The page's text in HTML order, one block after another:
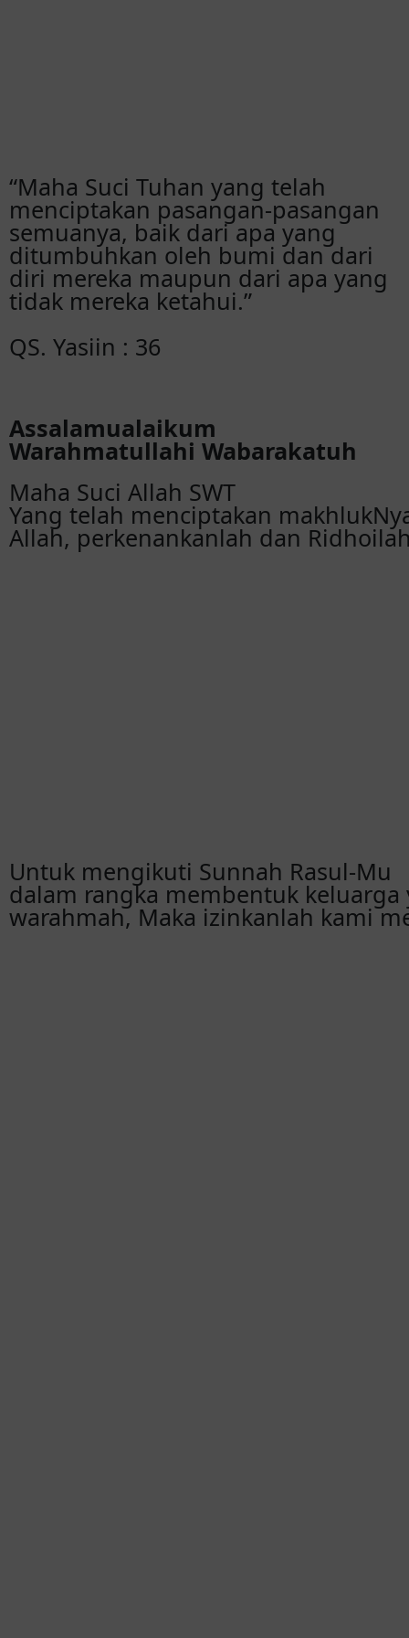
“Maha Suci Tuhan yang telah
menciptakan pasangan-pasangan
semuanya, baik dari apa yang
ditumbuhkan oleh bumi dan dari
diri mereka maupun dari apa yang
tidak mereka ketahui.”
QS. Yasiin : 36
Assalamualaikum
Warahmatullahi Wabarakatuh
Maha Suci Allah SWT
Yang telah menciptakan
Allah, perkenankanlah dan
Untuk mengikuti Sunnah Rasul-Mu
dalam rangka membentuk
warahmah, Maka izinkanlah kami